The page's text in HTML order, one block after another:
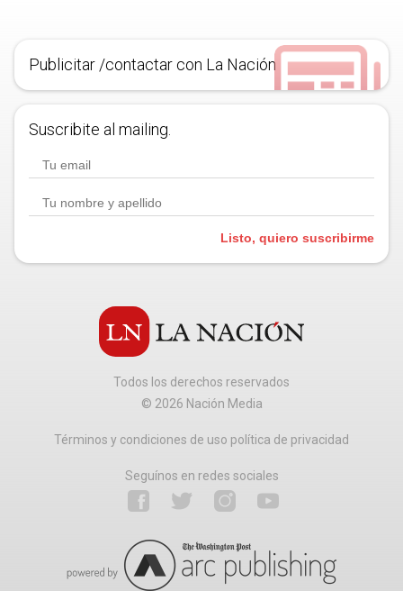
Publicitar /contactar con La Nación
Suscribite al mailing.
Listo, quiero suscribirme
Todos los derechos reservados
© 2026 Nación Media
Términos y condiciones de uso política de privacidad
Seguínos en redes sociales